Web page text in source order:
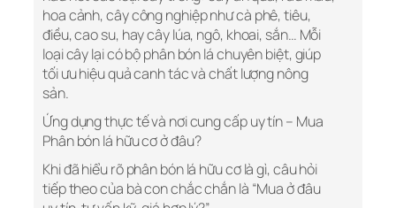
hoa cảnh, cây công nghiệp như cà phê, tiêu,
điều, cao su, hay cây lúa, ngô, khoai, sắn… Mỗi
loại cây lại có bộ phân bón lá chuyên biệt, giúp
tối ưu hiệu quả canh tác và chất lượng nông
sản.
Ứng dụng thực tế và nơi cung cấp uy tín – Mua
Phân bón lá hữu cơ ở đâu?
Khi đã hiểu rõ phân bón lá hữu cơ là gì, câu hỏi
tiếp theo của bà con chắc chắn là “Mua ở đâu